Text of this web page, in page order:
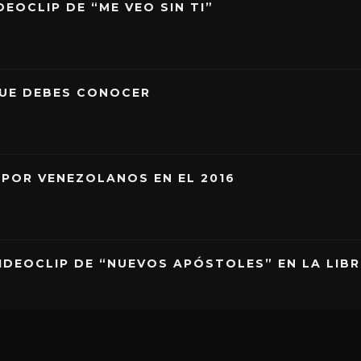
DE “ME VEO SIN TI”
DEBES CONOCER
VENEZOLANOS EN EL 2016
DE “NUEVOS APÓSTOLES” EN LA